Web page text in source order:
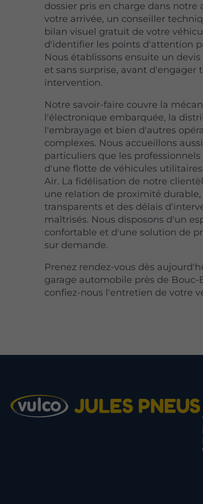
dossier pris en charge dans notre
votre arrivée, un conseiller
bilan visuel gratuit de votre
d'identifier les points d'attention
Nous établissons ensuite un
et sans surprise, avant d'engager
intervention.
Notre savoir-faire couvre la
l'électronique embarquée, la
l'embrayage et bien d'autres
complexes. Nous accueillons
particuliers que les
d'une flotte de véhicules
Air. La fidélisation de notre
une relation de proximité durable,
transparents et des délais
maîtrisés. Nous disposons d'un
confortable et d'une solution de
sur demande.
Prenez rendez-vous dès
garage automobile près de Bouc-
confiez-nous l'entretien de votre